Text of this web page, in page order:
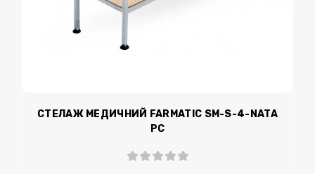
СТЕЛАЖ МЕДИЧНИЙ FARMATIC SM-S-4-NATA
PC